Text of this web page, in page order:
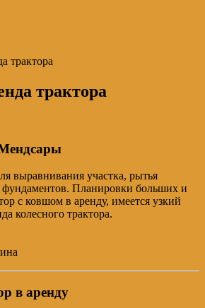
трактора
трактора
выравнивания участка, рытья
фундаментов. Планировки больших и
с ковшом в аренду, имеется узкий
колесного трактора.
в аренду